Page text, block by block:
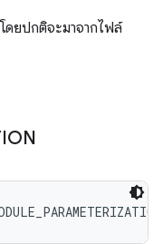
ดยปกติจะมาจากไฟล์